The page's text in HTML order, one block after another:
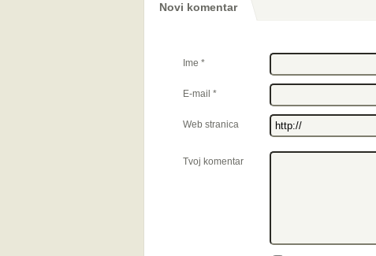
Novi komentar
Ime *
E-mail *
Web stranica
Tvoj komentar